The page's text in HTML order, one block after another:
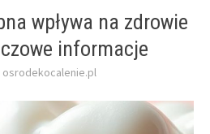
wpływa na zdrowie
informacje
osrodekocalenie.pl